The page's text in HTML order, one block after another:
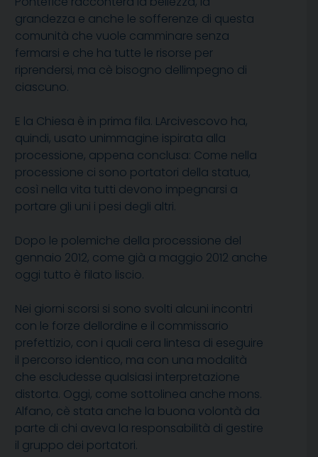
grandezza e anche le sofferenze di questa
comunità che vuole camminare senza
fermarsi e che ha tutte le risorse per
riprendersi, ma cè bisogno dellimpegno di
ciascuno.
E la Chiesa è in prima fila. LArcivescovo ha,
quindi, usato unimmagine ispirata alla
processione, appena conclusa: Come nella
processione ci sono portatori della statua,
così nella vita tutti devono impegnarsi a
portare gli uni i pesi degli altri.
Dopo le polemiche della processione del
gennaio 2012, come già a maggio 2012 anche
oggi tutto è filato liscio.
Nei giorni scorsi si sono svolti alcuni incontri
con le forze dellordine e il commissario
prefettizio, con i quali cera lintesa di eseguire
il percorso identico, ma con una modalità
che escludesse qualsiasi interpretazione
distorta. Oggi, come sottolinea anche mons.
Alfano, cè stata anche la buona volontà da
parte di chi aveva la responsabilità di gestire
il gruppo dei portatori.